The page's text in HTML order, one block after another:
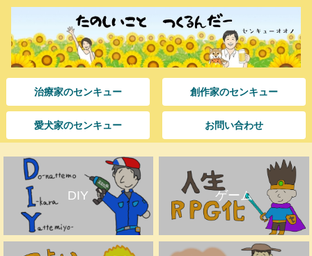
治療家のセンキュー 創作家のセンキュー
愛犬家のセンキュー お問い合わせ
DIY ゲーム